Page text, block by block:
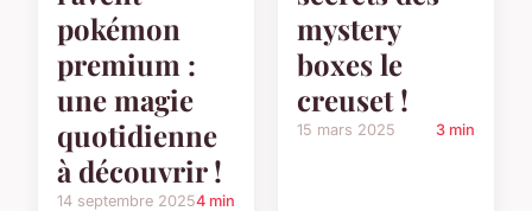
pokémon
premium :
une magie
quotidienne
à découvrir !
14 septembre 20254 min
mystery
boxes le
creuset !
15 mars 2025 3 min